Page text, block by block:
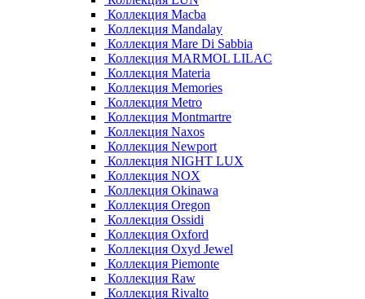
Коллекция Macba
Коллекция Mandalay
Коллекция Mare Di Sabbia
Коллекция MARMOL LILAC
Коллекция Materia
Коллекция Memories
Коллекция Metro
Коллекция Montmartre
Коллекция Naxos
Коллекция Newport
Коллекция NIGHT LUX
Коллекция NOX
Коллекция Okinawa
Коллекция Oregon
Коллекция Ossidi
Коллекция Oxford
Коллекция Oxyd Jewel
Коллекция Piemonte
Коллекция Raw
Коллекция Rivalto